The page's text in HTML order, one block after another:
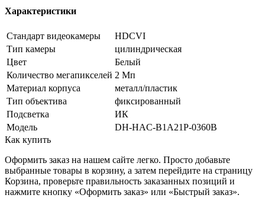
Характеристики
Стандарт видеокамеры
HDCVI
Тип камеры
цилиндрическая
Цвет
Белый
Количество мегапикселей 2 Мп
Материал корпуса
металл/пластик
Тип объектива
фиксированный
Подсветка
ИК
Модель
DH-HAC-B1A21P-0360B
Как купить
Оформить заказ на нашем сайте легко. Просто добавьте
выбранные товары в корзину, а затем перейдите на страницу
Корзина, проверьте правильность заказанных позиций и
нажмите кнопку «Оформить заказ» или «Быстрый заказ».